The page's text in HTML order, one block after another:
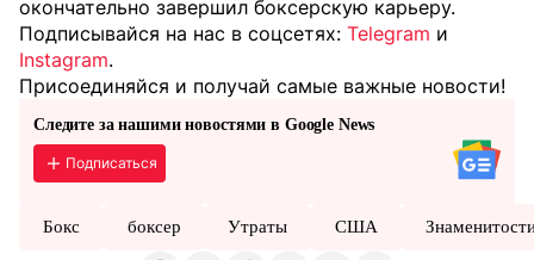
окончательно завершил боксерскую карьеру.
Подписывайся на нас в соцсетях: Telegram и
Instagram.
Присоединяйся и получай самые важные новости!
Следите за нашими новостями в Google News
Подписаться
Бокс боксер Утраты США